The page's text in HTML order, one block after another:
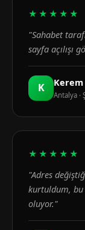
★★★★★
"Sahabet
sayfa açılışı
K Kerem
Antalya ·
★★★★★
"Adres
kurtuldum, bu
oluyor."